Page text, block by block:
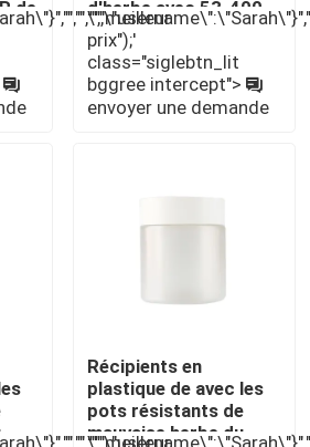
herbes personnalisé
de
d'herbe avec 53-400
finition du cou
prix");'
class="siglebtn_lit
bggree intercept">
envoyer une demande
Récipients en
plastique de avec les
pots résistants de
mauvaise herbe du